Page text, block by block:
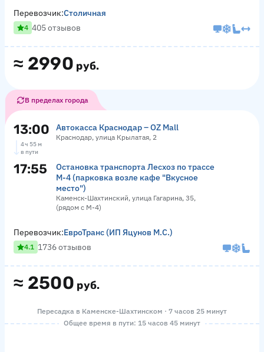
≈ 2990 руб.
Перевозчик:Столичная
4 405 отзывов
В пределах города
13:00 Автокасса Краснодар – OZ Mall
Краснодар, улица Крылатая, 2
4 ч 55 м
в пути
17:55
Остановка транспорта Лесхоз по трассе
М-4 (парковка возле кафе "Вкусное
место")
Каменск-Шахтинский, улица Гагарина, 35,
(рядом с М-4)
≈ 2500 руб.
Перевозчик:ЕвроТранс (ИП Яцунов М.С.)
4.1 1736 отзывов
Пересадка в Каменске-Шахтинском · 7 часов 25 минут
Общее время в пути: 15 часов 45 минут